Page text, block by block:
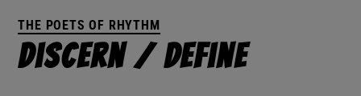
THE POETS OF RHYTHM
Discern / Define